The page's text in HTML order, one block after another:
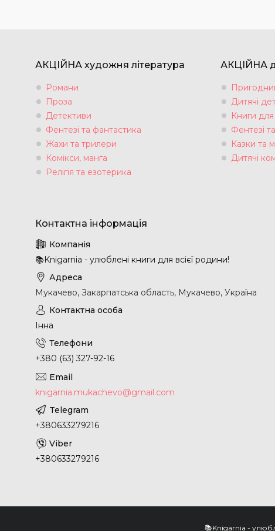
АКЦІЙНА художня література
Романи
Проза
Детективи
Фентезі та фантастика
Жахи та трилери
Комікси, манга
Релігія та езотерика
АКЦІЙНА
Дитячі
Книги
Фентезі
Казки та
Дитячі
📚Knigarnia - улюблені книги для всієї родини!
Мукачево, Закарпатська область, Мукачево, Україна
Інна
+380 (63) 327-92-16
knigarnia.mukachevo@gmail.com
+380633279216
+380633279216